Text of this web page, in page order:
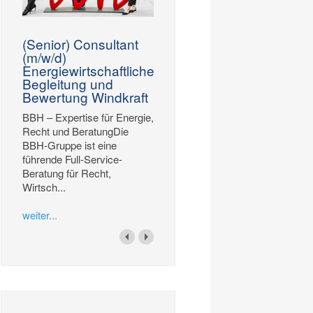
(Senior) Consultant
(m/w/d)
Energiewirtschaftliche
Begleitung und
Bewertung Windkraft
BBH – Expertise für Energie,
Recht und BeratungDie
BBH-Gruppe ist eine
führende Full-Service-
Beratung für Recht,
Wirtsch...
weiter...